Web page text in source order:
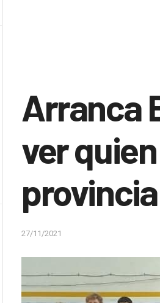
Arranca
ver
provincia
27/11/2021